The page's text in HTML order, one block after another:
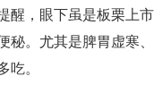
，眼下虽是板栗上市
秘。尤其是脾胃虚寒
吃。